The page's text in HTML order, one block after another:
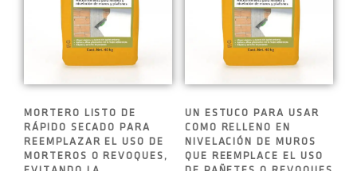
MORTERO LISTO DE
RÁPIDO SECADO PARA
REEMPLAZAR EL USO DE
MORTEROS O REVOQUES,
UN ESTUCO PARA USAR
COMO RELLENO EN
NIVELACIÓN DE MUROS
QUE REEMPLACE EL USO